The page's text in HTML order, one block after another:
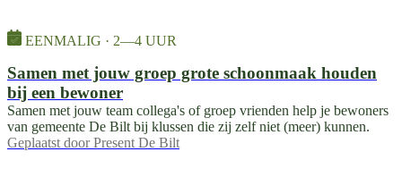
EENMALIG · 2—4 UUR
Samen met jouw groep grote schoonmaak houden
bij een bewoner
Samen met jouw team collega's of groep vrienden help je bewoners
van gemeente De Bilt bij klussen die zij zelf niet (meer) kunnen.
Geplaatst door Present De Bilt